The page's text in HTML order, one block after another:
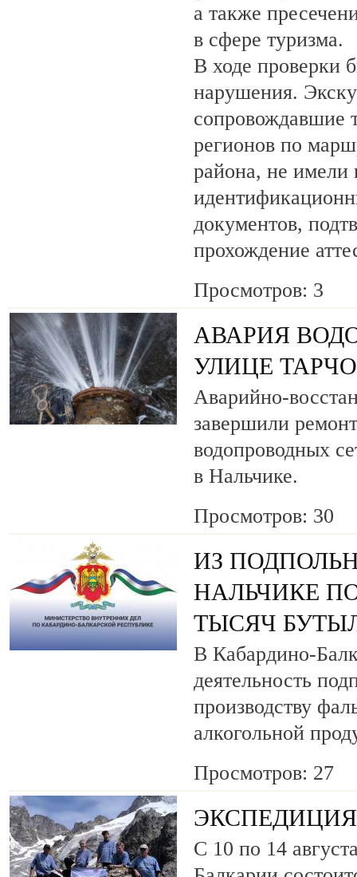
а также
в сфере туризма.
В ходе проверки
нарушения.
сопровождавшие
регионов по
района, не имели
документов,
прохождение
Просмотров: 3
АВАРИЯ
УЛИЦЕ
Аварийно-
завершили
водопроводных
в Нальчике.
Просмотров: 30
ИЗ
НАЛЬЧИКЕ
ТЫСЯЧ
В Кабардино-
деятельность
производству
алкогольной
Просмотров: 27
С 10 по 14